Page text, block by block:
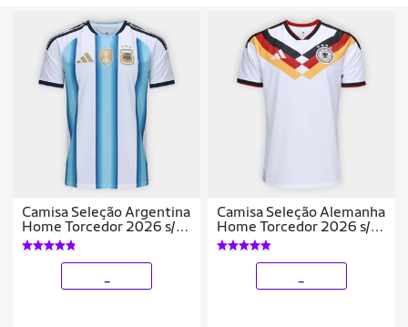
Camisa Seleção Argentina
Home Torcedor 2026 s/n
Adidas Masculina
Camisa Seleção Alemanha
Home Torcedor 2026 s/n
Adidas Masculina